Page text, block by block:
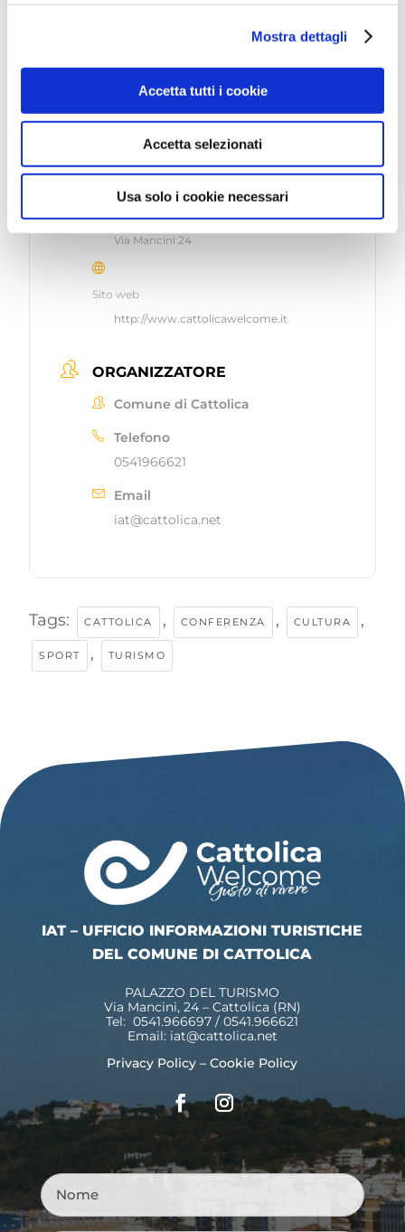
Mostra dettagli
Accetta tutti i cookie
Accetta selezionati
Usa solo i cookie necessari
DATA
ORA
10:30 - 12:00
LUOGO
Palazzo del Turismo
Via Mancini 24
Sito web
http://www.cattolicawelcome.it
ORGANIZZATORE
Comune di Cattolica
Telefono
0541966621
Email
iat@cattolica.net
Tags: CATTOLICA , CONFERENZA , CULTURA ,
SPORT , TURISMO
IAT – UFFICIO INFORMAZIONI TURISTICHE
DEL COMUNE DI CATTOLICA
PALAZZO DEL TURISMO
Via Mancini, 24 – Cattolica (RN)
Tel: 0541.966697 / 0541.966621
Email: iat@cattolica.net
Privacy Policy –Cookie Policy
Nome